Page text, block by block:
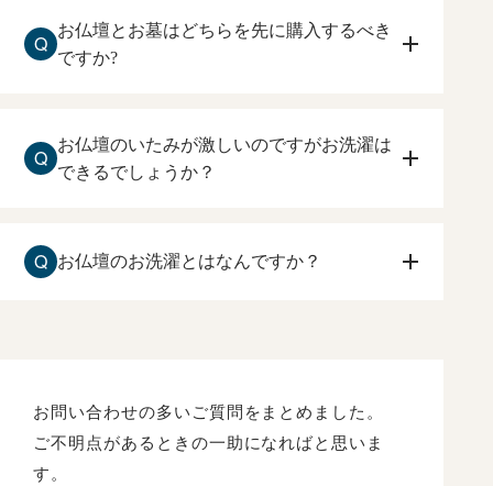
Q
お仏壇とお墓はどちらを先に購入するべき
ですか?
住まいしている方が、ご本尊、ご先祖様に手を合
わすお仏壇を先に購入するのをおすすめ致しま
Q
お仏壇のいたみが激しいのですがお洗濯は
できるでしょうか？
す。
Q お仏壇のお洗濯とはなんですか？
新品同様にもとの姿にもどすことです。
お問い合わせの多いご質問をまとめました。
ご不明点があるときの一助になればと思いま
す。